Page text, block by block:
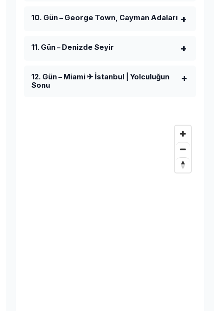
10. Gün – George Town, Cayman Adaları
11. Gün – Denizde Seyir
12. Gün – Miami ✈ İstanbul | Yolculuğun
Sonu